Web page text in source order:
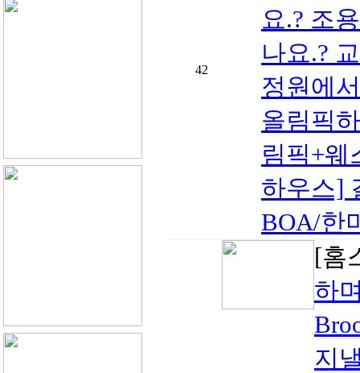
42
요.? 조
나요.?
정원에
올림픽
림픽+웨
하우스]
BOA/한
[홈
하
지